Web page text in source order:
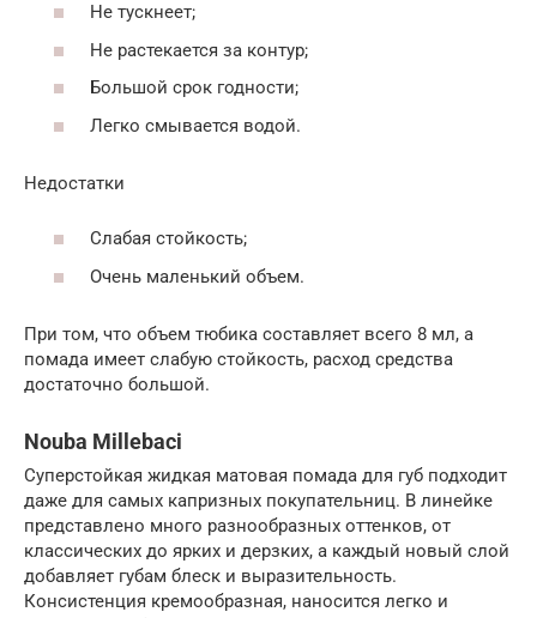
Не тускнеет;
Не растекается за контур;
Большой срок годности;
Легко смывается водой.
Недостатки
Слабая стойкость;
Очень маленький объем.
При том, что объем тюбика составляет всего 8 мл, а
помада имеет слабую стойкость, расход средства
достаточно большой.
Nouba Millebaci
Суперстойкая жидкая матовая помада для губ подходит
даже для самых капризных покупательниц. В линейке
представлено много разнообразных оттенков, от
классических до ярких и дерзких, а каждый новый слой
добавляет губам блеск и выразительность.
Консистенция кремообразная, наносится легко и